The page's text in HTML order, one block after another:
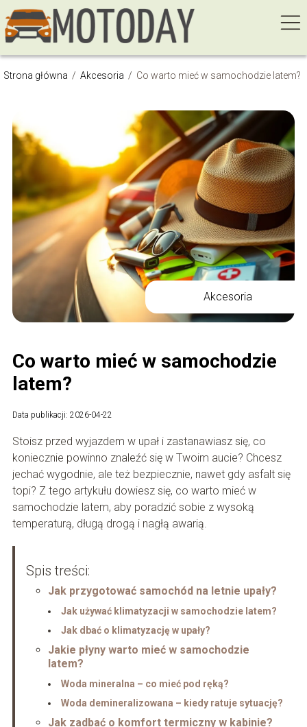
Strona główna / Akcesoria / Co warto mieć w samochodzie latem?
Akcesoria
Co warto mieć w samochodzie
latem?
Data publikacji: 2026-04-22
Stoisz przed wyjazdem w upał i zastanawiasz się, co
koniecznie powinno znaleźć się w Twoim aucie? Chcesz
jechać wygodnie, ale też bezpiecznie, nawet gdy asfalt się
topi? Z tego artykułu dowiesz się, co warto mieć w
samochodzie latem, aby poradzić sobie z wysoką
temperaturą, długą drogą i nagłą awarią.
Spis treści:
Jak przygotować samochód na letnie upały?
Jak używać klimatyzacji w samochodzie latem?
Jak dbać o klimatyzację w upały?
Jakie płyny warto mieć w samochodzie
latem?
Woda mineralna – co mieć pod ręką?
Woda demineralizowana – kiedy ratuje sytuację?
Jak zadbać o komfort termiczny w kabinie?